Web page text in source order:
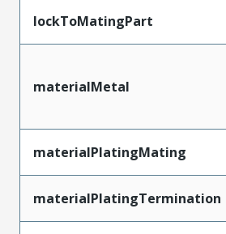
lockToMatingPart
materialMetal
materialPlatingMating
materialPlatingTermination